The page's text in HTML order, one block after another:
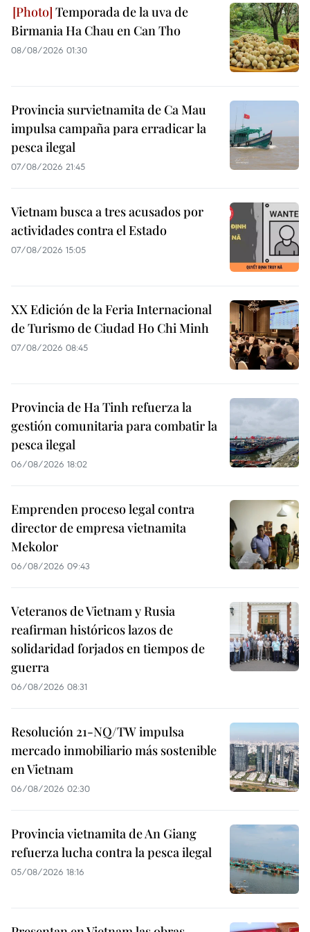
Temporada de la uva de
Birmania Ha Chau en Can Tho
08/08/2026 01:30
Provincia survietnamita de Ca Mau
impulsa campaña para erradicar la
pesca ilegal
07/08/2026 21:45
Vietnam busca a tres acusados por
actividades contra el Estado
07/08/2026 15:05
XX Edición de la Feria Internacional
de Turismo de Ciudad Ho Chi Minh
07/08/2026 08:45
Provincia de Ha Tinh refuerza la
gestión comunitaria para combatir la
pesca ilegal
06/08/2026 18:02
Emprenden proceso legal contra
director de empresa vietnamita
Mekolor
06/08/2026 09:43
Veteranos de Vietnam y Rusia
reafirman históricos lazos de
solidaridad forjados en tiempos de
guerra
06/08/2026 08:31
Resolución 21-NQ/TW impulsa
mercado inmobiliario más sostenible
en Vietnam
06/08/2026 02:30
Provincia vietnamita de An Giang
refuerza lucha contra la pesca ilegal
05/08/2026 18:16